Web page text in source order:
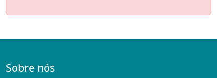
Sobre nós